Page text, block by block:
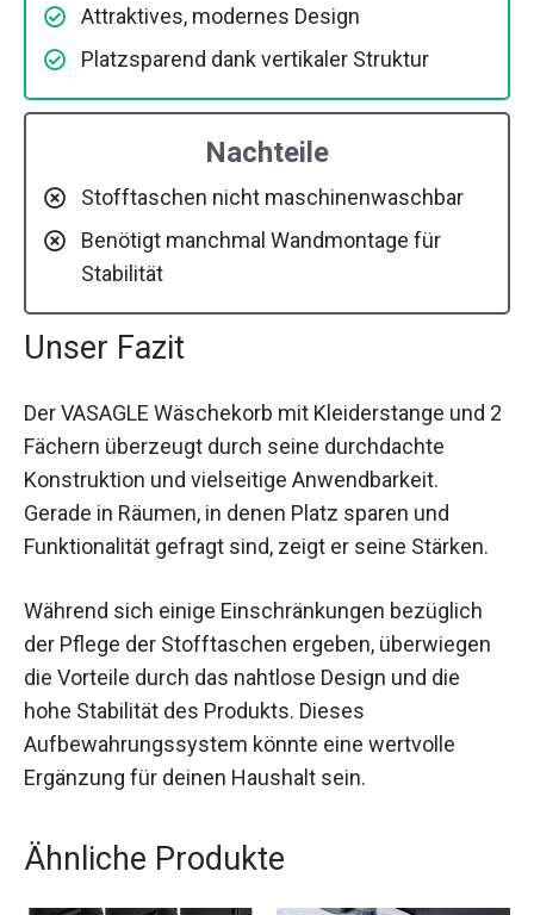
Attraktives, modernes Design
Platzsparend dank vertikaler Struktur
Nachteile
Stofftaschen nicht maschinenwaschbar
Benötigt manchmal Wandmontage für
Stabilität
Unser Fazit
Der VASAGLE Wäschekorb mit Kleiderstange und 2
Fächern überzeugt durch seine durchdachte
Konstruktion und vielseitige Anwendbarkeit.
Gerade in Räumen, in denen Platz sparen und
Funktionalität gefragt sind, zeigt er seine Stärken.
Während sich einige Einschränkungen bezüglich
der Pflege der Stofftaschen ergeben, überwiegen
die Vorteile durch das nahtlose Design und die
hohe Stabilität des Produkts. Dieses
Aufbewahrungssystem könnte eine wertvolle
Ergänzung für deinen Haushalt sein.
Ähnliche Produkte